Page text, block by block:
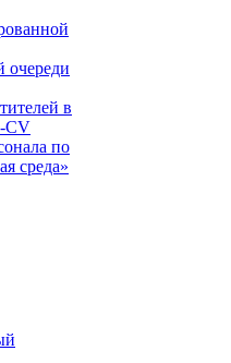
очереди
в
CV
по
среда»